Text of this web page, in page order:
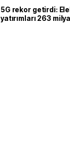
5G rekor getirdi:
yatırımları 263